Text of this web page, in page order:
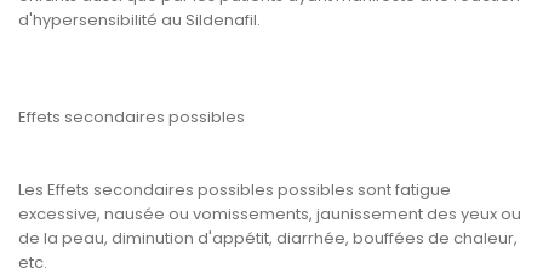
d'hypersensibilité au Sildenafil.
Effets secondaires possibles
Les Effets secondaires possibles possibles sont fatigue
excessive, nausée ou vomissements, jaunissement des yeux ou
de la peau, diminution d'appétit, diarrhée, bouffées de chaleur,
etc.